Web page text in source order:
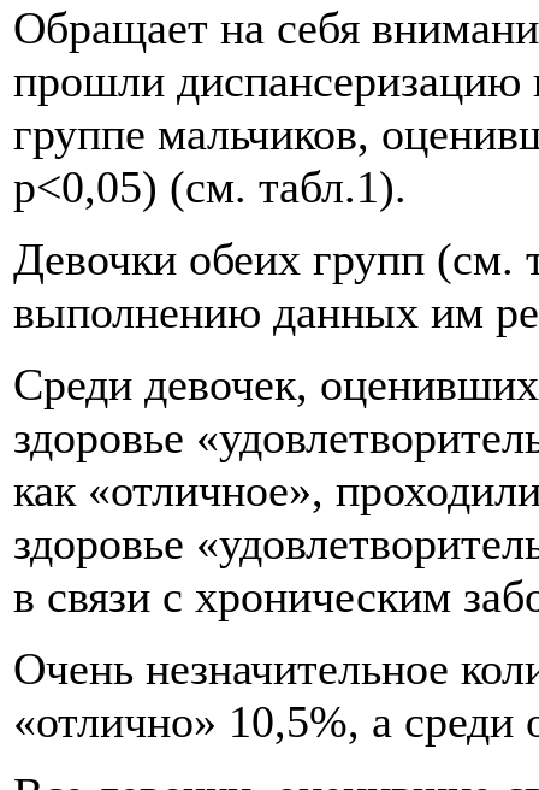
Обращает на себя
прошли диспансеризацию
группе мальчиков,
p<0,05) (см. табл.1).
Девочки обеих групп (см.
выполнению данных им
Среди девочек,
здоровье
как «отличное»,
здоровье
в связи с хроническим
Очень незначительное
«отлично» 10,5%, а среди